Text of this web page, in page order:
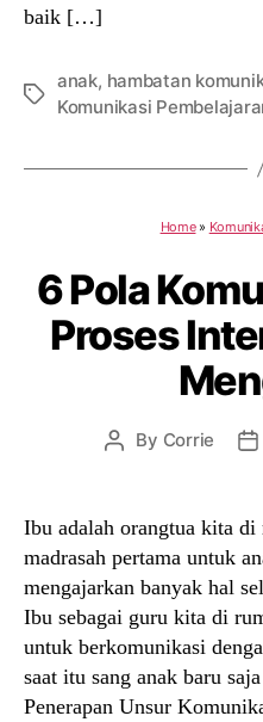
baik […]
Tags
anak, hambatan
Komunikasi
Home»
6 Pola
Proses
Post
By Corrie
Ibu adalah orangtua kita di
madrasah pertama untuk
mengajarkan banyak hal
Ibu sebagai guru kita di
untuk berkomunikasi
saat itu sang anak baru
Penerapan Unsur